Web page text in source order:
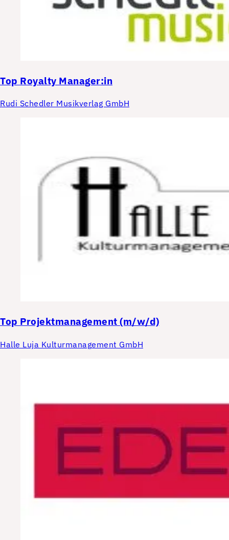
Top Royalty Manager:in
Rudi Schedler Musikverlag GmbH
Top Projektmanagement (m/w/d)
Halle Luja Kulturmanagement GmbH